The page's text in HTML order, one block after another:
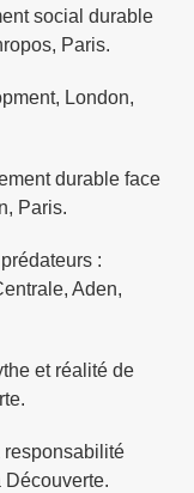
social durable
Paris.
London,
durable face
Paris.
:
Aden,
et réalité de
responsabilité
Découverte.